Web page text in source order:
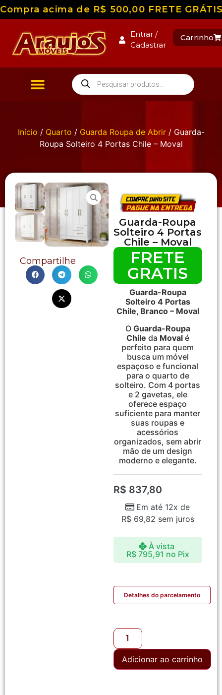
acima de R$ 500,00 FRETE
Entrar /
Cadastrar
Carrinho
Início / Quarto / Guarda Roupa de Abrir/ Guarda-
Roupa Solteiro 4 Portas Chile – Moval
Compartilhe
Guarda-Roupa
Solteiro 4 Portas
Chile – Moval
FRETE
GRATIS
Guarda-Roupa
Solteiro 4 Portas
Chile, Branco – Moval
O Guarda-Roupa
Chile da Movalé
perfeito para quem
busca um móvel
espaçoso e funcional
para o quarto de
solteiro. Com 4 portas
e 2 gavetas, ele
oferece espaço
suficiente para manter
suas roupas e
acessórios
organizados, sem abrir
mão de um design
moderno e elegante.
R$ 837,80
Em até 12x de
R$69,82 sem juros
À vista
R$795,91 no Pix
Detalhes do parcelamento
Adicionar ao carrinho